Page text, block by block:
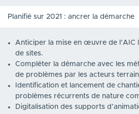
Planifié sur 2021 : ancrer la démarche
Anticiper la mise en œuvre de l’AIC
de sites.
Compléter la démarche avec les
de problèmes par les acteurs terrain
Identification et lancement de
problèmes récurrents de nature
Digitalisation des supports